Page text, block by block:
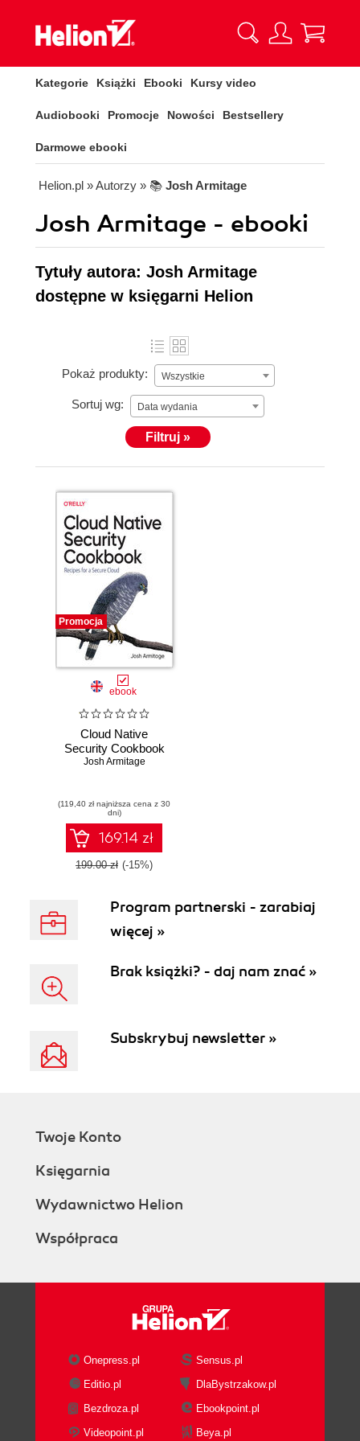
Kategorie Książki Ebooki Kursy video
Audiobooki Promocje Nowości Bestsellery
Darmowe ebooki
Helion.pl » Autorzy » 📚 Josh Armitage
Josh Armitage - ebooki
Tytuły autora: Josh Armitage
dostępne w księgarni Helion
Pokaż produkty: Wszystkie
Sortuj wg: Data wydania
Filtruj »
Promocja
ebook
Cloud Native
Security Cookbook
Josh Armitage
(119,40 zł najniższa cena z 30
dni)
169.14 zł
199.00 zł (-15%)
Program partnerski - zarabiaj
więcej »
Brak książki? - daj nam znać »
Subskrybuj newsletter »
Twoje Konto
Księgarnia
Wydawnictwo Helion
Współpraca
Onepress.pl
Sensus.pl
Editio.pl
DlaBystrzakow.pl
Bezdroza.pl
Ebookpoint.pl
Videopoint.pl
Beya.pl